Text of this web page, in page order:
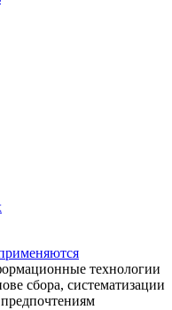
технологии
сбора, систематизации